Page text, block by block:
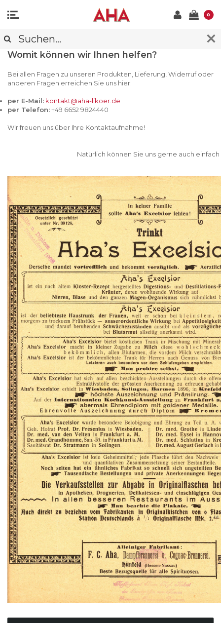
0
KONTAKT
Womit können wir Ihnen helfen?
Bei allen Fragen zu unseren Produkten, Lieferung, Widerruf oder
anderen Fragen erreichen Sie uns hier:
per E-Mail: kontakt@aha-likoer.de
per Telefon:+49 6652 9824440
Wir freuen uns über Ihre Kontaktaufnahme!
Natürlich können Sie uns gerne auch einfach dieses